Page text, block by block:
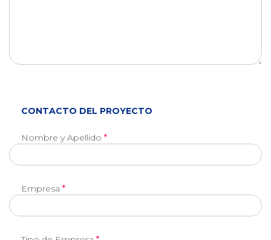
CONTACTO DEL PROYECTO
Nombre y Apellido *
Empresa *